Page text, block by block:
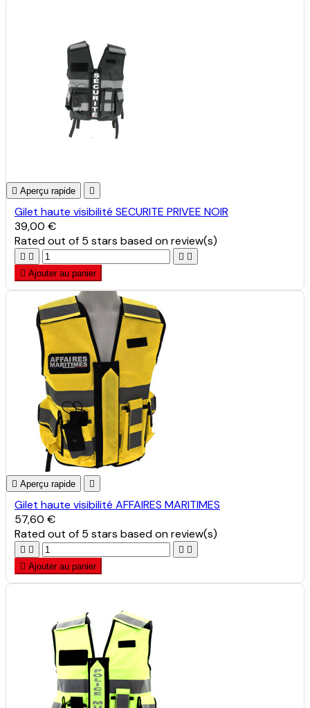
 Aperçu rapide 
Gilet haute visibilité SECURITE PRIVEE NOIR
39,00 €
Ratedout of 5 stars based onreview(s)
   
 Ajouter au panier
 Aperçu rapide 
Gilet haute visibilité AFFAIRES MARITIMES
57,60 €
Ratedout of 5 stars based onreview(s)
   
 Ajouter au panier